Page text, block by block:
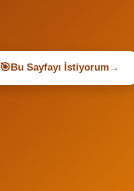
🎯 Bu Sayfayı İstiyorum →